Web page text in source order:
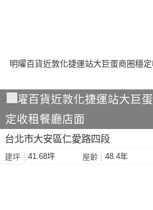
明曜百貨近敦化捷運站大巨
定收租餐廳店面
台北市大安區仁愛路四段
建坪 41.68坪 屋齡 48.4年